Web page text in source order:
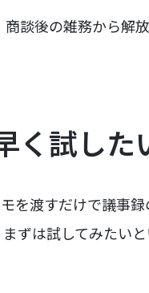
商談後の雑務から解
く試した
を渡すだけで議事
ずは試してみたい